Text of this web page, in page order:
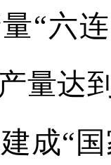
“六
量达
成“